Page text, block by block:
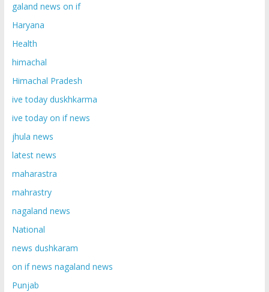
galand news on if
Haryana
Health
himachal
Himachal Pradesh
ive today duskhkarma
ive today on if news
jhula news
latest news
maharastra
mahrastry
nagaland news
National
news dushkaram
on if news nagaland news
Punjab